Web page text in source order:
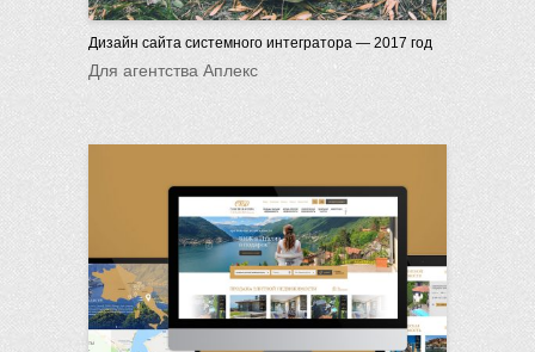
Дизайн сайта системного интегратора — 2017 год
Для агентства Аплекс